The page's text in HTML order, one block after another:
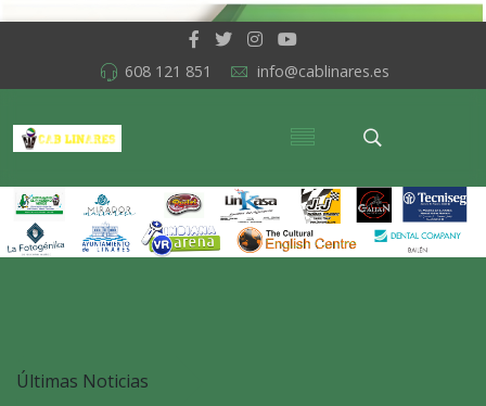
608 121 851 info@cablinares.es
Últimas Noticias